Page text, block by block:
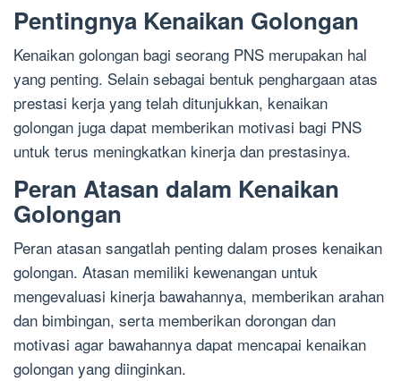
Pentingnya Kenaikan Golongan
Kenaikan golongan bagi seorang PNS merupakan hal
yang penting. Selain sebagai bentuk penghargaan atas
prestasi kerja yang telah ditunjukkan, kenaikan
golongan juga dapat memberikan motivasi bagi PNS
untuk terus meningkatkan kinerja dan prestasinya.
Peran Atasan dalam Kenaikan
Golongan
Peran atasan sangatlah penting dalam proses kenaikan
golongan. Atasan memiliki kewenangan untuk
mengevaluasi kinerja bawahannya, memberikan arahan
dan bimbingan, serta memberikan dorongan dan
motivasi agar bawahannya dapat mencapai kenaikan
golongan yang diinginkan.